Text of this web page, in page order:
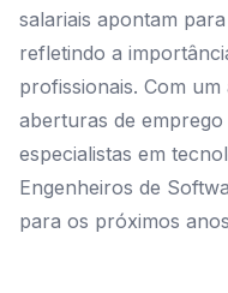
salariais apontam
refletindo a
profissionais. Com
aberturas de
especialistas em
Engenheiros de
para os próximos